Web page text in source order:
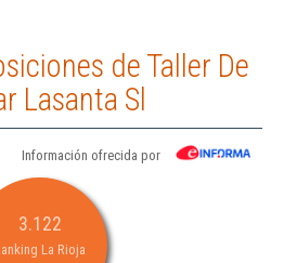
de Taller De
Lasanta Sl
Información ofrecida por
3.122
La Rioja